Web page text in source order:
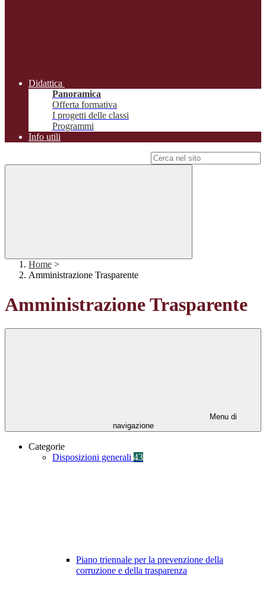
Didattica
Panoramica
Offerta formativa
I progetti delle classi
Programmi
Info utili
Home >
Amministrazione Trasparente
Amministrazione Trasparente
Menu di
navigazione
Categorie
Disposizioni generali 43
Piano triennale per la prevenzione della
corruzione e della trasparenza